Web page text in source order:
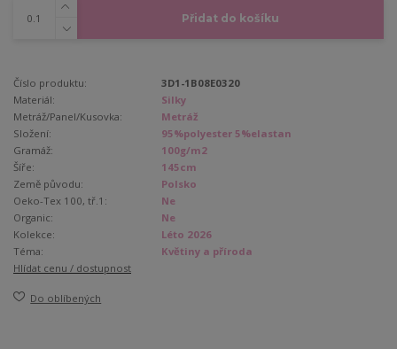
Přidat do košíku
Číslo produktu:
3D1-1B08E0320
Materiál:
Silky
Metráž/Panel/Kusovka:
Metráž
Složení:
95%polyester 5%elastan
Gramáž:
100g/m2
Šíře:
145cm
Země původu:
Polsko
Oeko-Tex 100, tř.1:
Ne
Organic:
Ne
Kolekce:
Léto 2026
Téma:
Květiny a příroda
Hlídat cenu / dostupnost
Do oblíbených